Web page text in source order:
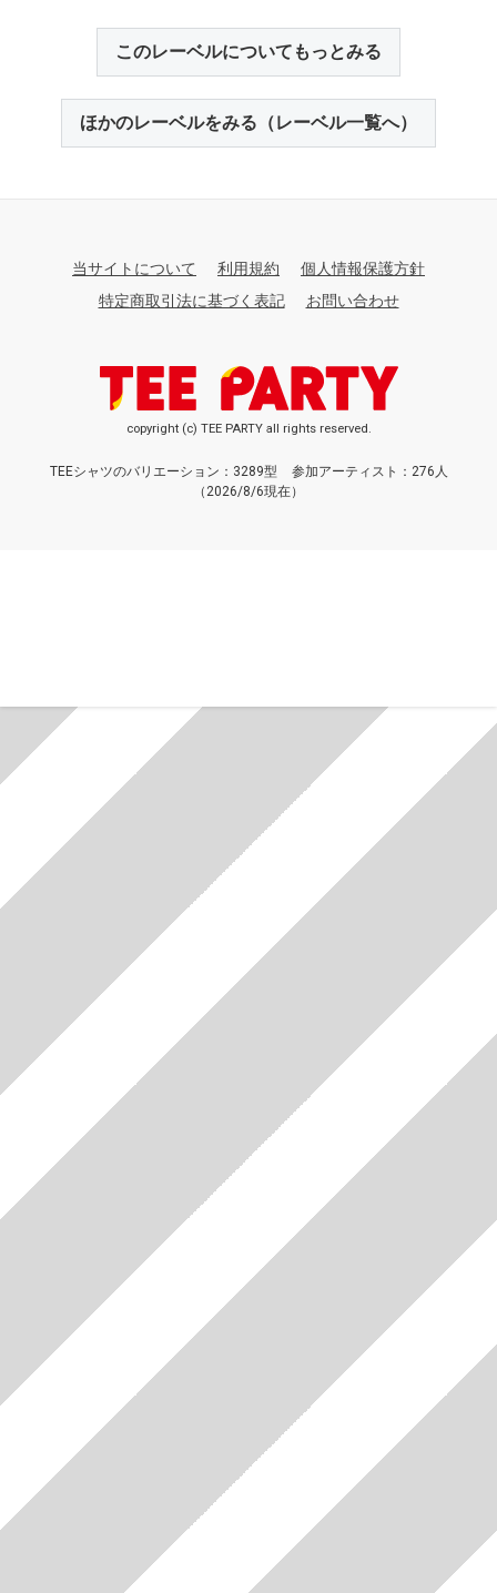
このレーベルについてもっとみる
ほかのレーベルをみる（レーベル一覧へ）
当サイトについて 利用規約
個人情報保護方針
特定商取引法に基づく表記
お問い合わせ
copyright (c) TEE PARTY all rights reserved.
TEEシャツのバリエーション：3289型
参加アーティスト：276人
（2026/8/6現在）